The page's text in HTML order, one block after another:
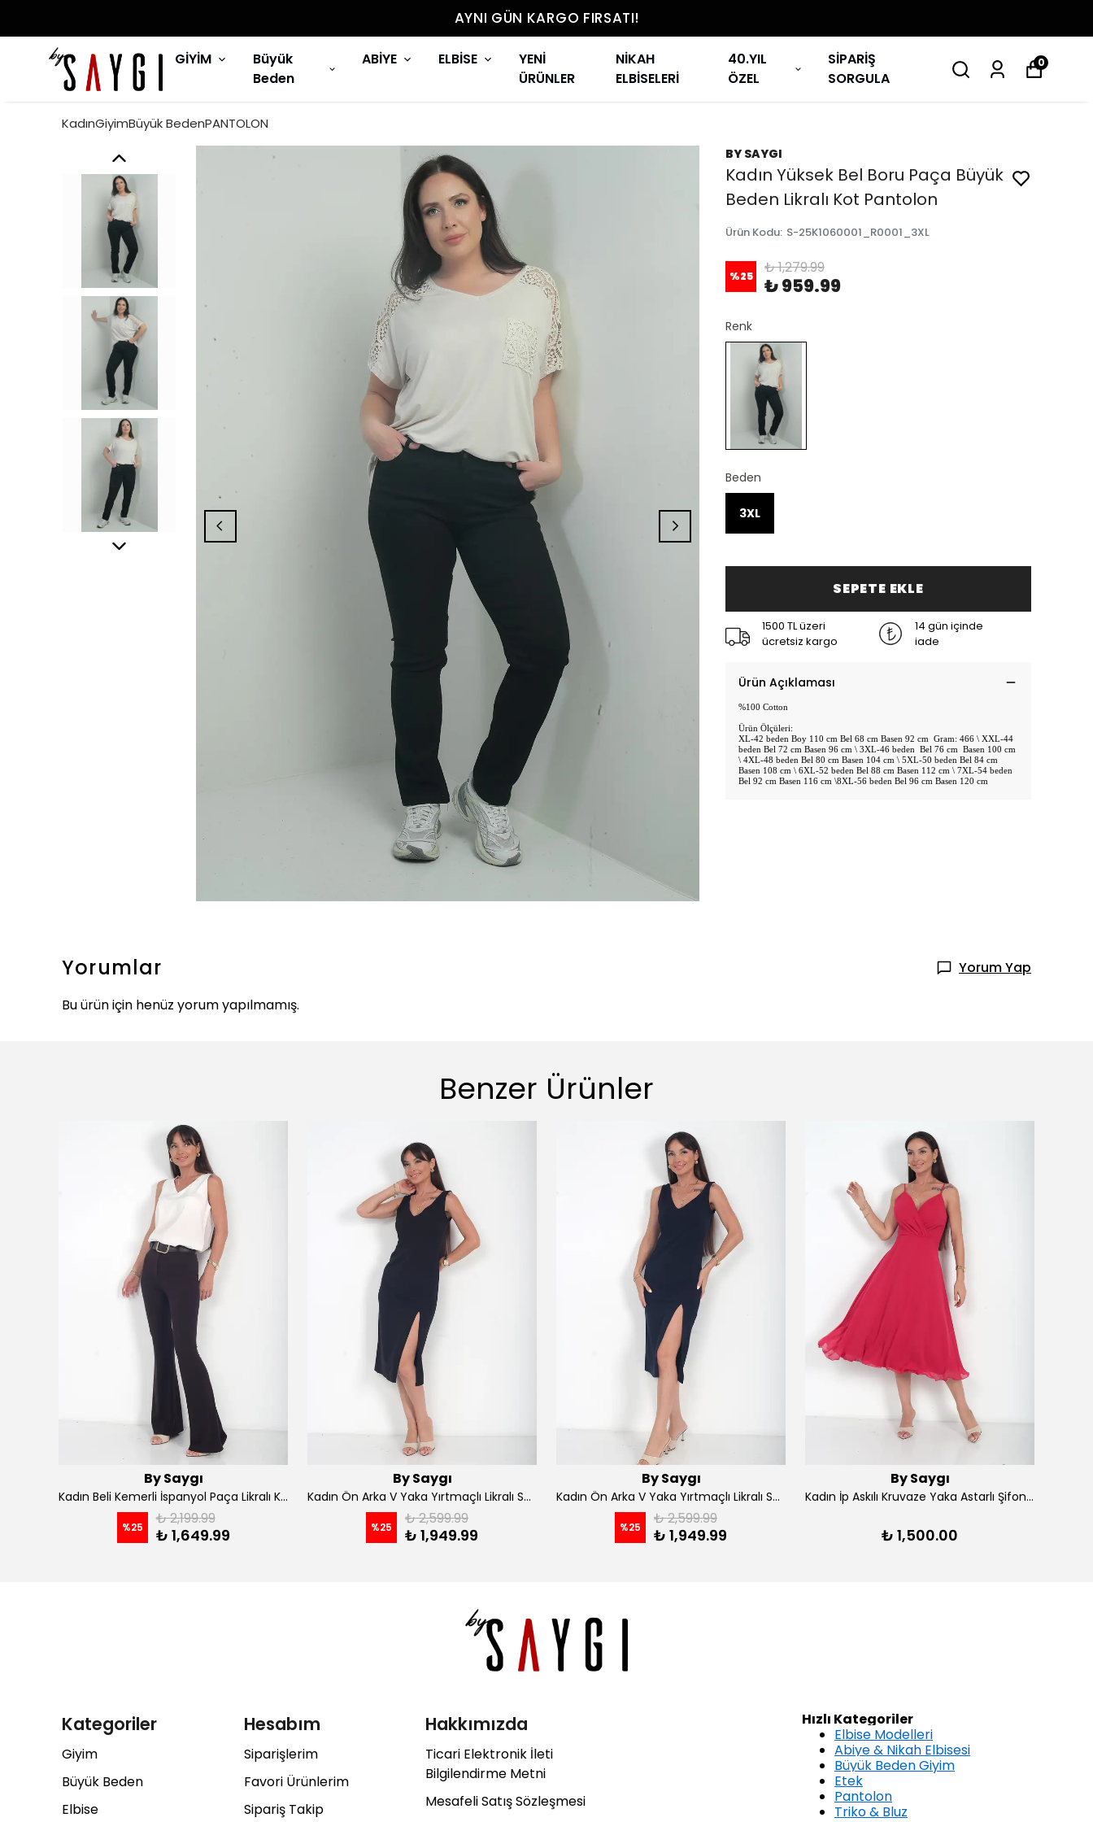
AYNI GÜN KARGO FIRSATI!
GİYİM
Büyük
Beden
ABİYE ELBİSE
YENİ
ÜRÜNLER
NİKAH
ELBİSELERİ
40.YIL
ÖZEL
SİPARİŞ
SORGULA
0
KadınGiyimBüyük BedenPANTOLON
BY SAYGI
Kadın Yüksek Bel Boru Paça Büyük
Beden Likralı Kot Pantolon
Ürün Kodu: S-25K1060001_R0001_3XL
%25 ₺ 1,279.99
₺ 959.99
Renk
Beden
3XL
SEPETE EKLE
1500 TL üzeri
ücretsiz kargo
14 gün içinde
iade
Ürün Açıklaması
%100 Cotton
Ürün Ölçüleri:
XL-42 beden Boy 110 cm Bel 68 cm Basen 92 cm Gram: 466 \ XXL-44
beden Bel 72 cm Basen 96 cm \ 3XL-46 beden Bel 76 cm Basen 100 cm
\ 4XL-48 beden Bel 80 cm Basen 104 cm \ 5XL-50 beden Bel 84 cm
Basen 108 cm \ 6XL-52 beden Bel 88 cm Basen 112 cm \ 7XL-54 beden
Bel 92 cm Basen 116 cm \8XL-56 beden Bel 96 cm Basen 120 cm
Yorumlar
Yorum Yap
Bu ürün için henüz yorum yapılmamış.
Benzer Ürünler
By Saygı
Kadın Beli Kemerli İspanyol Paça Likralı Krep Pantolon - Kahve
%25 ₺ 2,199.99
₺ 1,649.99
By Saygı
Kadın Ön Arka V Yaka Yırtmaçlı Likralı Scuba Midi Elbise - Siyah
%25 ₺ 2,599.99
₺ 1,949.99
By Saygı
Kadın Ön Arka V Yaka Yırtmaçlı Likralı Scuba Midi Elbise - Lacivert
%25 ₺ 2,599.99
₺ 1,949.99
By Saygı
Kadın İp Askılı Kruvaze Yaka Astarlı Şifon Kloş Midi Elbise - Kırmızı
₺ 1,500.00
Kategoriler
Giyim
Büyük Beden
Elbise
Hesabım
Siparişlerim
Favori Ürünlerim
Sipariş Takip
Hakkımızda
Ticari Elektronik İleti
Bilgilendirme Metni
Mesafeli Satış Sözleşmesi
Hızlı Kategoriler
Elbise Modelleri
Abiye & Nikah Elbisesi
Büyük Beden Giyim
Etek
Pantolon
Triko & Bluz